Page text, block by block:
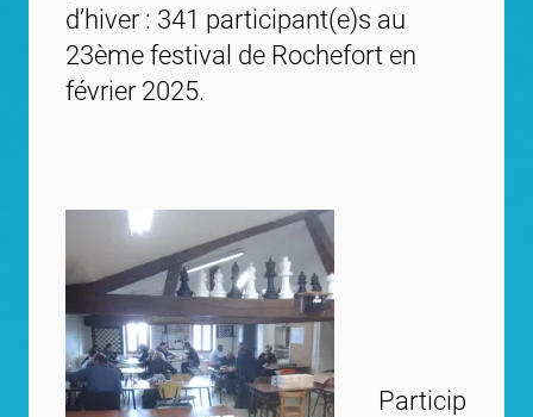
d’hiver : 341 participant(e)s au
23ème festival de Rochefort en
février 2025.
Particip